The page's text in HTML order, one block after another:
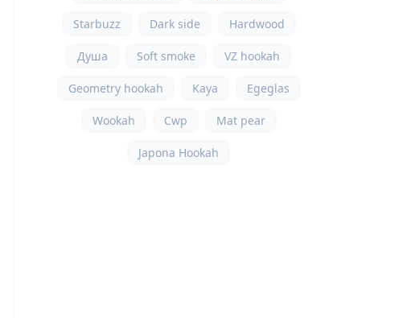
Starbuzz Dark side Hardwood
Душа Soft smoke VZ hookah
Geometry hookah Kaya Egeglas
Wookah Cwp Mat pear
Japona Hookah